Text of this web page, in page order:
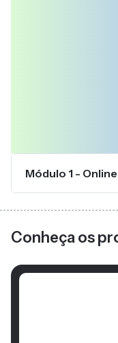
Módulo 1 - Online
Conheça os